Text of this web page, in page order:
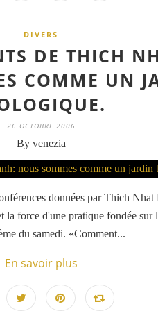
DIVERS
DE THICH
COMME UN
26 OCTOBRE 2006
By venezia
données par Thich Nhat
la force d'une pratique fondée
du samedi. «Comment...
En savoir plus